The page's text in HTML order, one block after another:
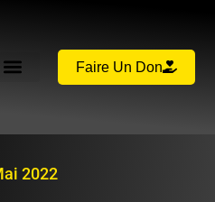
Faire Un Don
2022